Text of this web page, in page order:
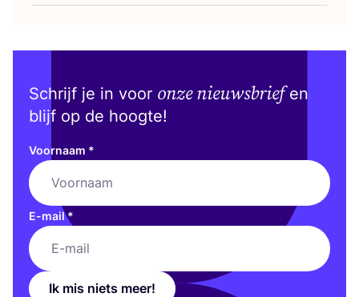
Schrijf je in voor onze nieuwsbriefen
blijf op de hoogte!
Voornaam *
E-mail*
Ik mis niets meer!